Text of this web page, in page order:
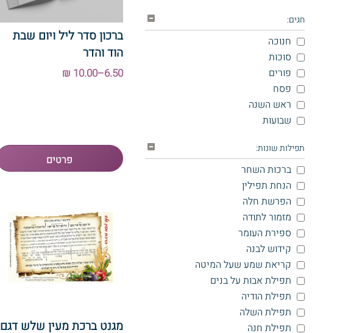
חגים:
חנוכה
סוכות
פורים
פסח
ראש השנה
שבועות
תפילות שונות:
ברכות השחר
הנחת תפילין
הפרשת חלה
מזמור לתודה
ספירת העומר
קידוש לבנה
קריאת שמע שעל המיטה
תפילת אבות על בנים
תפילת הודיה
תפילת השלה
תפילת חנה
ברכון סדר ליל ויום שבת
הוד והדר
6.50–10.00 ₪
מגנט ברכת מעין שלש דגם